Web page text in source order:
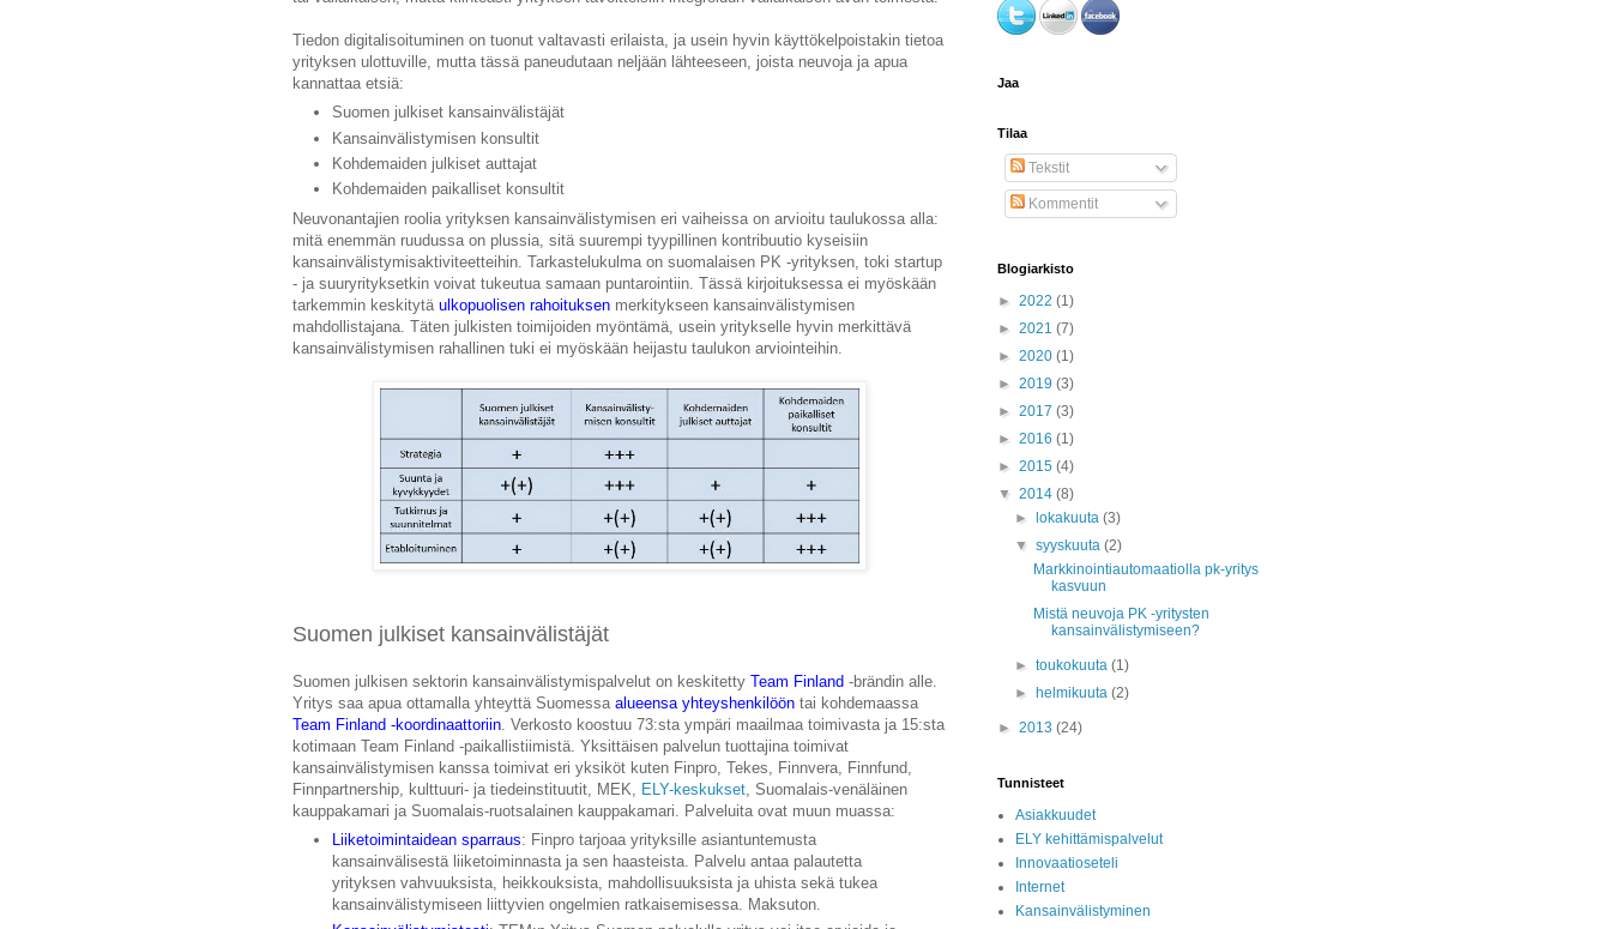
Tiedon digitalisoituminen on tuonut valtavasti erilaista, ja usein hyvin käyttökelpoistakin tietoa
yrityksen ulottuville, mutta tässä paneudutaan neljään lähteeseen, joista neuvoja ja apua
kannattaa etsiä:
Suomen julkiset kansainvälistäjät
Kansainvälistymisen konsultit
Kohdemaiden julkiset auttajat
Kohdemaiden paikalliset konsultit
Neuvonantajien roolia yrityksen kansainvälistymisen eri vaiheissa on arvioitu taulukossa alla:
mitä enemmän ruudussa on plussia, sitä suurempi tyypillinen kontribuutio kyseisiin
kansainvälistymisaktiviteetteihin. Tarkastelukulma on suomalaisen PK -yrityksen, toki startup
- ja suuryrityksetkin voivat tukeutua samaan puntarointiin. Tässä kirjoituksessa ei myöskään
tarkemmin keskitytä ulkopuolisen rahoituksen merkitykseen kansainvälistymisen
mahdollistajana. Täten julkisten toimijoiden myöntämä, usein yritykselle hyvin merkittävä
kansainvälistymisen rahallinen tuki ei myöskään heijastu taulukon arviointeihin.
Suomen julkiset kansainvälistäjät
Suomen julkisen sektorin kansainvälistymispalvelut on keskitetty Team Finland -brändin alle.
Yritys saa apua ottamalla yhteyttä Suomessa alueensa yhteyshenkilöön tai kohdemaassa
Team Finland -koordinaattoriin . Verkosto koostuu 73:sta ympäri maailmaa toimivasta ja 15:sta
kotimaan Team Finland -paikallistiimistä. Yksittäisen palvelun tuottajina toimivat
kansainvälistymisen kanssa toimivat eri yksiköt kuten Finpro, Tekes, Finnvera, Finnfund,
Finnpartnership, kulttuuri- ja tiedeinstituutit, MEK,
ELY-keskukset , Suomalais-venäläinen
kauppakamari ja Suomalais-ruotsalainen kauppakamari. Palveluita ovat muun muassa:
Liiketoimintaidean sparraus: Finpro tarjoaa yrityksille asiantuntemusta
kansainvälisestä liiketoiminnasta ja sen haasteista. Palvelu antaa palautetta
yrityksen vahvuuksista, heikkouksista, mahdollisuuksista ja uhista sekä tukea
kansainvälistymiseen liittyvien ongelmien ratkaisemisessa. Maksuton.
Jaa
Tilaa
Tekstit
Kommentit
Blogiarkisto
► 2022 (1)
► 2021 (7)
► 2020 (1)
► 2019 (3)
► 2017 (3)
► 2016 (1)
► 2015 (4)
▼ 2014 (8)
►
lokakuuta(3)
▼syyskuuta(2)
Markkinointiautomaatiolla pk-yritys
kasvuun
Mistä neuvoja PK -yritysten
kansainvälistymiseen?
►toukokuuta(1)
►
helmikuuta(2)
► 2013 (24)
Tunnisteet
Asiakkuudet
ELY kehittämispalvelut
Innovaatioseteli
Internet
Kansainvälistyminen